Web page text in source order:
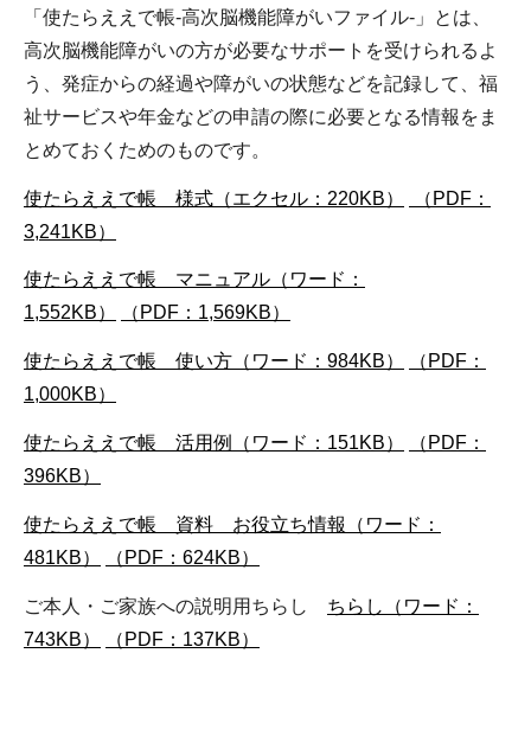
「使たらええで帳-高次脳機能障がいファイル-」とは、
高次脳機能障がいの方が必要なサポートを受けられるよ
う、発症からの経過や障がいの状態などを記録して、福
祉サービスや年金などの申請の際に必要となる情報をま
とめておくためのものです。
使たらええで帳 様式（エクセル：220KB）
（PDF：
3,241KB）
使たらええで帳 マニュアル（ワード：
1,552KB）
（PDF：1,569KB）
使たらええで帳 使い方（ワード：984KB）
（PDF：
1,000KB）
使たらええで帳 活用例（ワード：151KB）
（PDF：
396KB）
使たらええで帳 資料 お役立ち情報（ワード：
481KB）
（PDF：624KB）
ご本人・ご家族への説明用ちらし ちらし（ワード：
743KB）
（PDF：137KB）